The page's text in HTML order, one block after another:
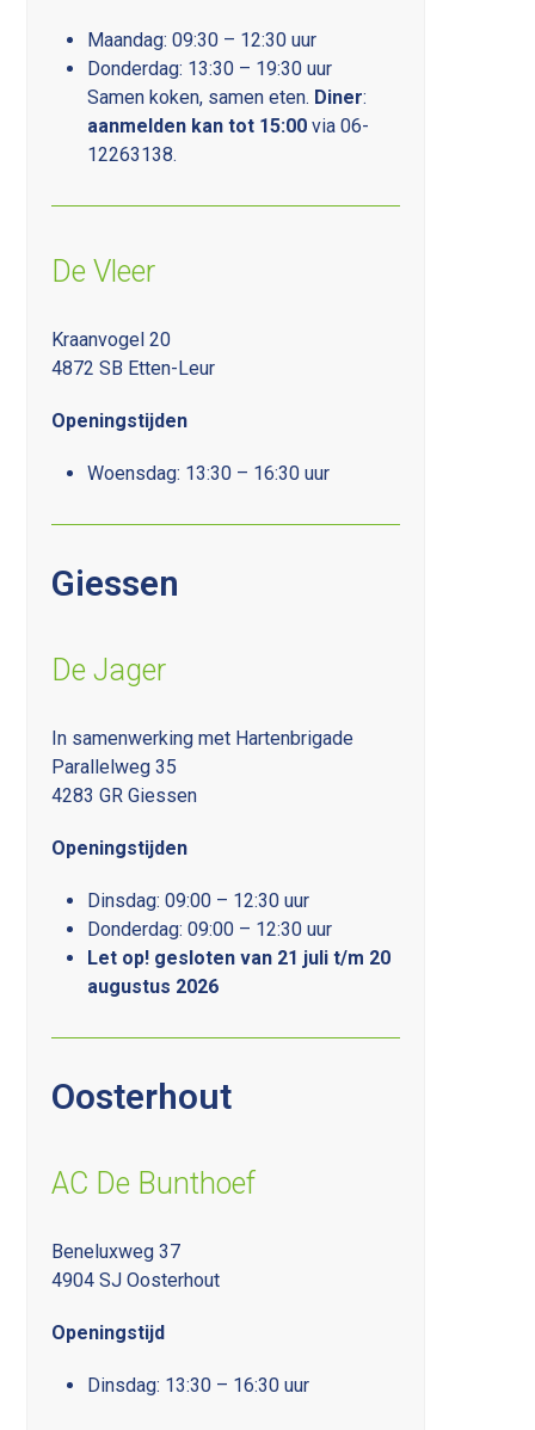
Maandag: 09:30 – 12:30 uur
Donderdag: 13:30 – 19:30 uur
Samen koken, samen eten. Diner:
aanmelden kan tot 15:00 via 06-
12263138.
De Vleer
Kraanvogel 20
4872 SB Etten-Leur
Openingstijden
Woensdag: 13:30 – 16:30 uur
Giessen
De Jager
In samenwerking met Hartenbrigade
Parallelweg 35
4283 GR Giessen
Openingstijden
Dinsdag: 09:00 – 12:30 uur
Donderdag: 09:00 – 12:30 uur
Let op! gesloten van 21 juli t/m 20
augustus 2026
Oosterhout
AC De Bunthoef
Beneluxweg 37
4904 SJ Oosterhout
Openingstijd
Dinsdag: 13:30 – 16:30 uur